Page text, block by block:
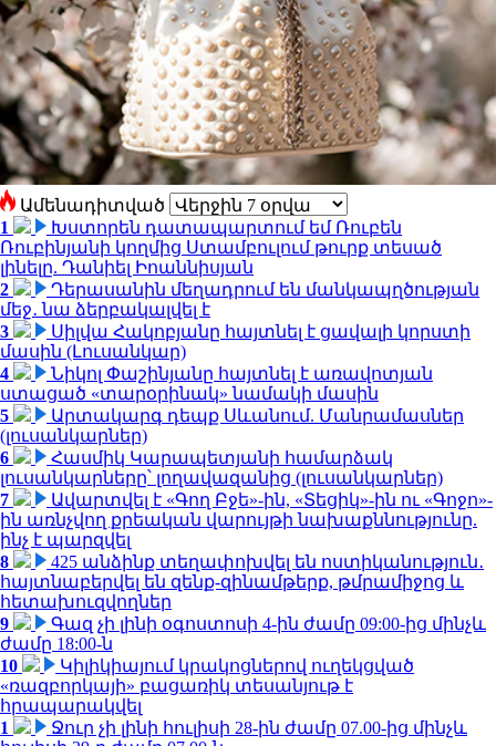
Ամենադիտված
1
Խստորեն դատապարտում եմ Ռուբեն
Ռուբինյանի կողմից Ստամբուլում թուրք տեսած
լինելը. Դանիել Իոաննիսյան
2
Դերասանին մեղադրում են մանկապղծության
մեջ․ նա ձերբակալվել է
3
Սիլվա Հակոբյանը հայտնել է ցավալի կորստի
մասին (Լուսանկար)
4
Նիկոլ Փաշինյանը հայտնել է առավոտյան
ստացած «տարօրինակ» նամակի մասին
5
Արտակարգ դեպք Սևանում. Մանրամասներ
(լուսանկարներ)
6
Հասմիկ Կարապետյանի համարձակ
լուսանկարները՝ լողավազանից (լուսանկարներ)
7
Ավարտվել է «Գող Բջե»-ին, «Տեցիկ»-ին ու «Գոջո»-
ին առնչվող քրեական վարույթի նախաքննությունը.
ինչ է պարզվել
8
425 անձինք տեղափոխվել են ոստիկանություն․
հայտնաբերվել են զենք-զինամթերք, թմրամիջոց և
հետախուզվողներ
9
Գազ չի լինի օգոստոսի 4-ին ժամը 09:00-ից մինչև
ժամը 18:00-ն
10
Կիլիկիայում կրակոցներով ուղեկցված
«ռազբորկայի» բացառիկ տեսանյութ է
հրապարակվել
1
Ջուր չի լինի հուլիսի 28-ին ժամը 07.00-ից մինչև